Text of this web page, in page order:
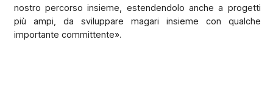
nostro percorso insieme, estendendolo anche a progetti
più ampi, da sviluppare magari insieme con qualche
importante committente».